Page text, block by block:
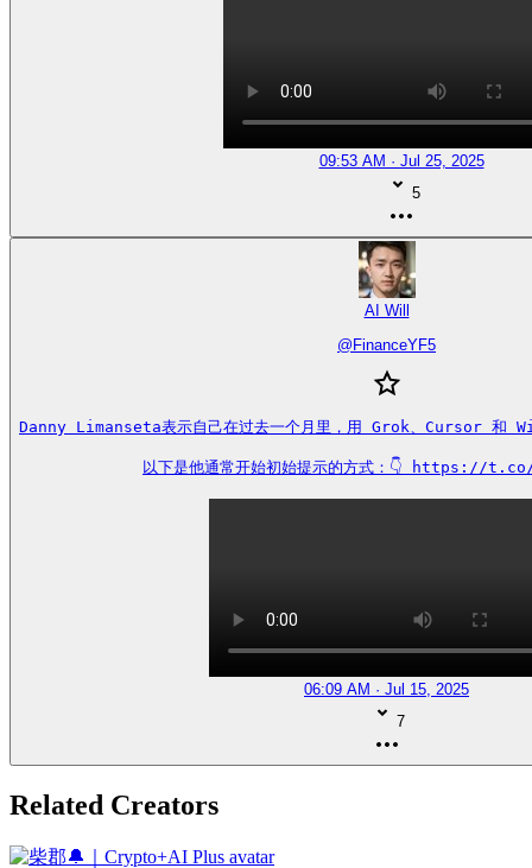
09:53 AM · Jul 25, 2025
5
AI Will
@ FinanceYF5
Danny Limanseta表示自己在过去一个月里，用 Grok、Cursor 和
以下是他通常开始初始提示的方式：👇 https://
06:09 AM · Jul 15, 2025
7
Related Creators